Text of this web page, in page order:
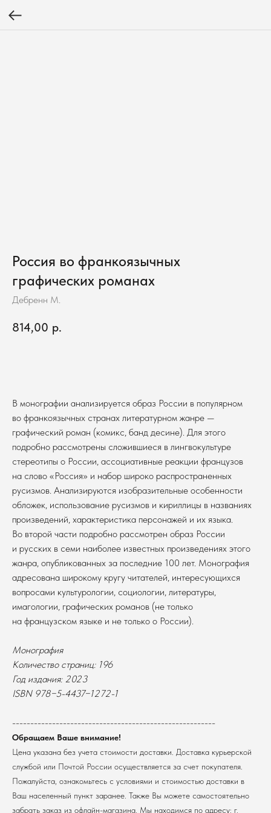
Россия во франкоязычных
графических романах
Дебренн М.
814,00 р.
В монографии анализируется образ России в популярном
во франкоязычных странах литературном жанре —
графический роман (комикс, банд десине). Для этого
подробно рассмотрены сложившиеся в лингвокультуре
стереотипы о России, ассоциативные реакции французов
на слово «Россия» и набор широко распространенных
русизмов. Анализируются изобразительные особенности
обложек, использование русизмов и кириллицы в названиях
произведений, характеристика персонажей и их языка.
Во второй части подробно рассмотрен образ России
и русских в семи наиболее известных произведениях этого
жанра, опубликованных за последние 100 лет. Монография
адресована широкому кругу читателей, интересующихся
вопросами культурологии, социологии, литературы,
имагологии, графических романов (не только
на французском языке и не только о России).
Монография
Количество страниц: 196
Год издания: 2023
ISBN 978−5-4437−1272-1
--------------------------------------------------------
Обращаем Ваше внимание!
Цена указана без учета стоимости доставки. Доставка курьерской
службой или Почтой России осуществляется за счет покупателя.
Пожалуйста, ознакомьтесь с условиями и стоимостью доставки в
Ваш населенный пункт заранее. Также Вы можете самостоятельно
забрать заказ из офлайн-магазина. Мы находимся по адресу: г.
Политика обработки персональных данных
Согласие на обработку персональных данных
Новосибирский государственный
КПП 540801001